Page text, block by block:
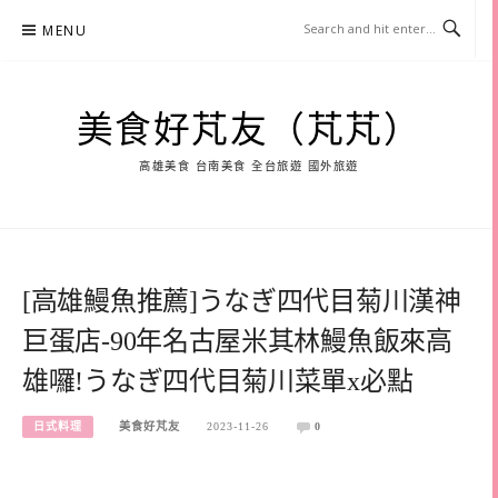
MENU
美食好芃友（芃芃）
高雄美食 台南美食 全台旅遊 國外旅遊
[高雄鰻魚推薦]うなぎ四代目菊川漢神
巨蛋店-90年名古屋米其林鰻魚飯來高
雄囉!うなぎ四代目菊川菜單x必點
日式料理 美食好芃友 2023-11-26 0